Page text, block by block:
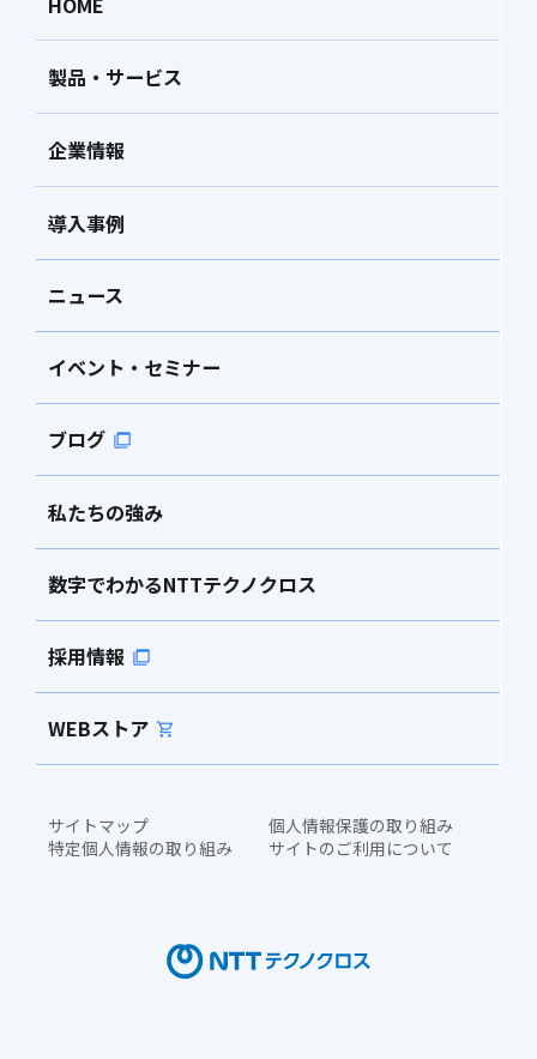
製品・サービス
企業情報
導入事例
ニュース
イベント・セミナー
ブログ
私たちの強み
数字でわかるNTTテクノクロス
採用情報
WEBストア
サイトマップ
個人情報保護の取り組み
特定個人情報の取り組み
サイトのご利用について